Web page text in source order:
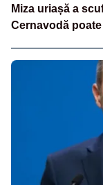
Miza uriașă a
Cernavodă